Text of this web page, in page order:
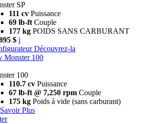
SP
111 cv Puissance
69 lb-ft Couple
177 kg POIDS SANS CARBURANT
$ i
Découvrez-la
Monster 100
100
110.7 cv Puissance
67 lb-ft @ 7,250 rpm Couple
175 kg Poids à vide (sans carburant)
Plus